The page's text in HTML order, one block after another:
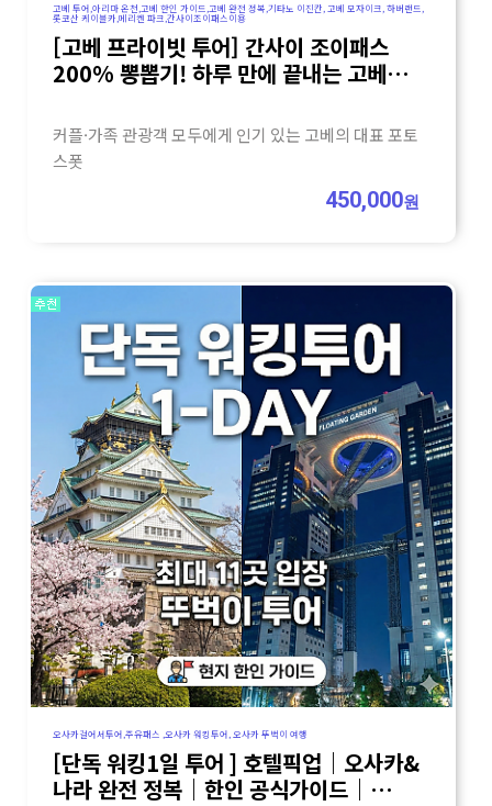
고베 투어,아리마 온천,고베 한인 가이드,고베 완전 정복,기타노 이진칸, 고베 모자이크, 하버랜드,
롯코산 케이블카,메리켄 파크,간사이조이패스이용
[고베 프라이빗 투어] 간사이 조이패스
200% 뽕뽑기! 하루 만에 끝내는 고베
커플·가족 관광객 모두에게 인기 있는 고베의 대표 포토
스폿
450,000원
오사카걸어서투어,주유패스 ,오사카 워킹투어, 오사카 뚜벅이 여행
[단독 워킹1일 투어 ] 호텔픽업｜오사카&
나라 완전 정복｜한인 공식가이드｜